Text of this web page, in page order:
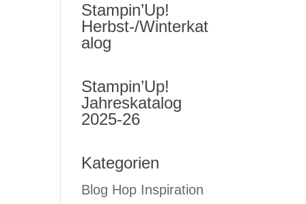
Stampin’Up!
Herbst-/Winterkat
alog
Stampin’Up!
Jahreskatalog
2025-26
Kategorien
Blog Hop Inspiration